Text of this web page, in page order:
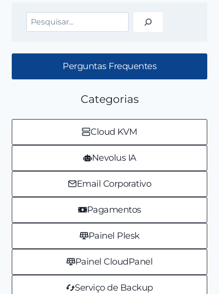
Pesquisar
Perguntas Frequentes
Categorias
Cloud KVM
Nevolus IA
Email Corporativo
Pagamentos
Painel Plesk
Painel CloudPanel
Serviço de Backup